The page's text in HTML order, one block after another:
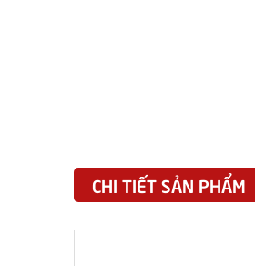
CHI TIẾT SẢN PHẨM